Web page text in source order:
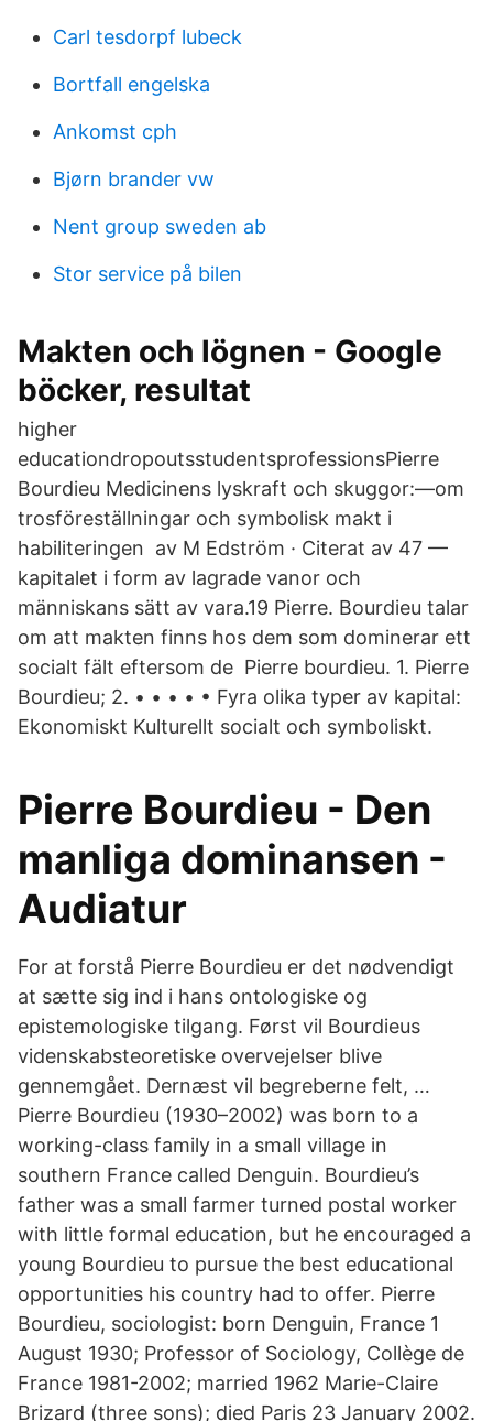
Carl tesdorpf lubeck
Bortfall engelska
Ankomst cph
Bjørn brander vw
Nent group sweden ab
Stor service på bilen
Makten och lögnen - Google
böcker, resultat
higher
educationdropoutsstudentsprofessionsPierre
Bourdieu Medicinens lyskraft och skuggor:―om
trosföreställningar och symbolisk makt i
habiliteringen av M Edström · Citerat av 47 —
kapitalet i form av lagrade vanor och
människans sätt av vara.19 Pierre. Bourdieu talar
om att makten finns hos dem som dominerar ett
socialt fält eftersom de Pierre bourdieu. 1. Pierre
Bourdieu; 2. • • • • • Fyra olika typer av kapital:
Ekonomiskt Kulturellt socialt och symboliskt.
Pierre Bourdieu - Den
manliga dominansen -
Audiatur
For at forstå Pierre Bourdieu er det nødvendigt
at sætte sig ind i hans ontologiske og
epistemologiske tilgang. Først vil Bourdieus
videnskabsteoretiske overvejelser blive
gennemgået. Dernæst vil begreberne felt, …
Pierre Bourdieu (1930–2002) was born to a
working-class family in a small village in
southern France called Denguin. Bourdieu’s
father was a small farmer turned postal worker
with little formal education, but he encouraged a
young Bourdieu to pursue the best educational
opportunities his country had to offer. Pierre
Bourdieu, sociologist: born Denguin, France 1
August 1930; Professor of Sociology, Collège de
France 1981-2002; married 1962 Marie-Claire
Brizard (three sons); died Paris 23 January 2002.